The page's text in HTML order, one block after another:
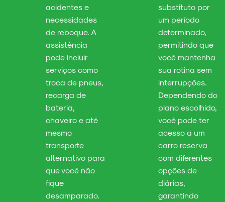
acidentes e
necessidades
de reboque. A
assistência
pode incluir
serviços como
troca de pneus,
recarga de
bateria,
chaveiro e até
mesmo
transporte
alternativo para
que você não
fique
desamparado.
substituto por
um período
determinado,
permitindo que
você mantenha
sua rotina sem
interrupções.
Dependendo do
plano escolhido,
você pode ter
acesso a um
carro reserva
com diferentes
opções de
diárias,
garantindo